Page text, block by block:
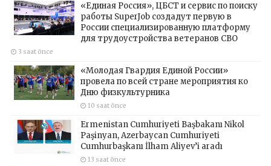
«Единая Россия», ЦБСТ и сервис по поиску
работы SuperJob создадут первую в
России специализированную платформу
для трудоустройства ветеранов СВО
3 saat önce
«Молодая Гвардия Единой России»
провела по всей стране мероприятия ко
Дню физкультурника
10 saat önce
Ermenistan Cumhuriyeti Başbakanı Nikol
Paşinyan, Azerbaycan Cumhuriyeti
Cumhurbaşkanı İlham Aliyev’i aradı
13 saat önce